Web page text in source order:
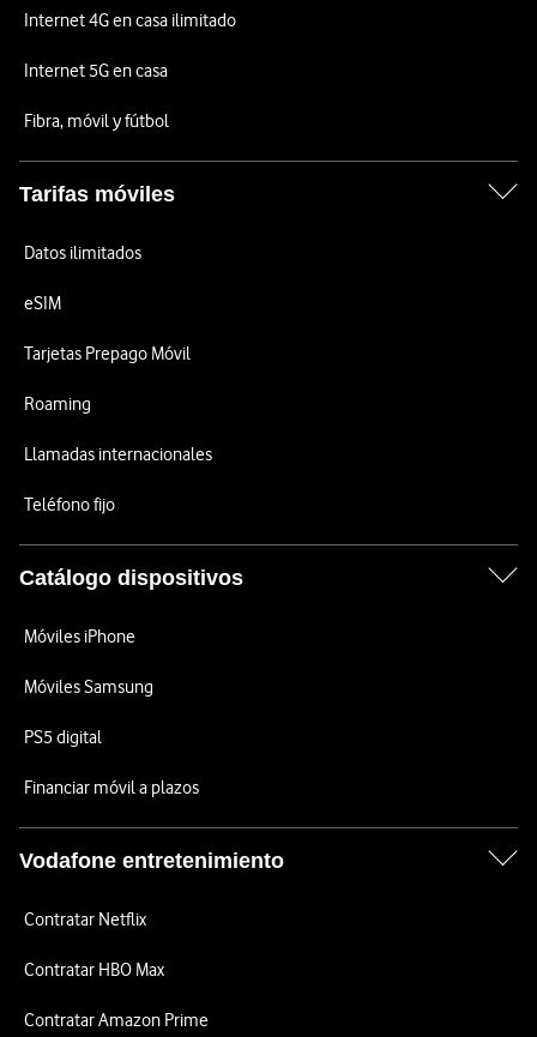
Internet 4G en casa ilimitado
Internet 5G en casa
Fibra, móvil y fútbol
Tarifas móviles
Datos ilimitados
eSIM
Tarjetas Prepago Móvil
Roaming
Llamadas internacionales
Teléfono fijo
Catálogo dispositivos
Móviles iPhone
Móviles Samsung
PS5 digital
Financiar móvil a plazos
Vodafone entretenimiento
Contratar Netflix
Contratar HBO Max
Contratar Amazon Prime